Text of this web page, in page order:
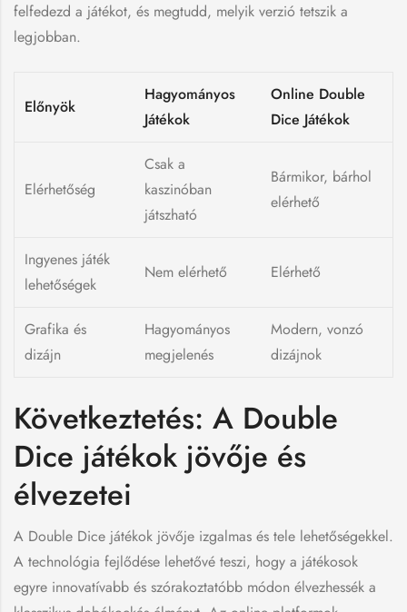
felfedezd a játékot, és megtudd, melyik verzió tetszik a
legjobban.
Előnyök
Hagyományos
Játékok
Online Double
Dice Játékok
Elérhetőség
Csak a
kaszinóban
játszható
Bármikor, bárhol
elérhető
Ingyenes játék
lehetőségek
Nem elérhető Elérhető
Grafika és
dizájn
Hagyományos
megjelenés
Modern, vonzó
dizájnok
Következtetés: A Double
Dice játékok jövője és
élvezetei
A Double Dice játékok jövője izgalmas és tele lehetőségekkel.
A technológia fejlődése lehetővé teszi, hogy a játékosok
egyre innovatívabb és szórakoztatóbb módon élvezhessék a